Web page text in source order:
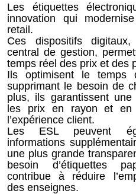
Les étiquettes
innovation qui
retail.
Ces dispositifs
central de gestion,
temps réel des prix et des
Ils optimisent le
supprimant le besoin de
plus, ils garantissent
les prix en rayon et en
l’expérience client.
Les ESL peuvent
informations
une plus grande
besoin d’étiquettes
contribue à réduire
des enseignes.